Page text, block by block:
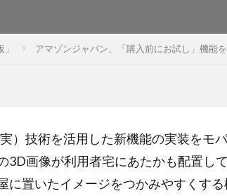
アマゾンジャパン、「購入前にお試し」機
）技術を活用した新機能の実装をモ
3D画像が利用者宅にあたかも配置し
に置いたイメージをつかみやすくす